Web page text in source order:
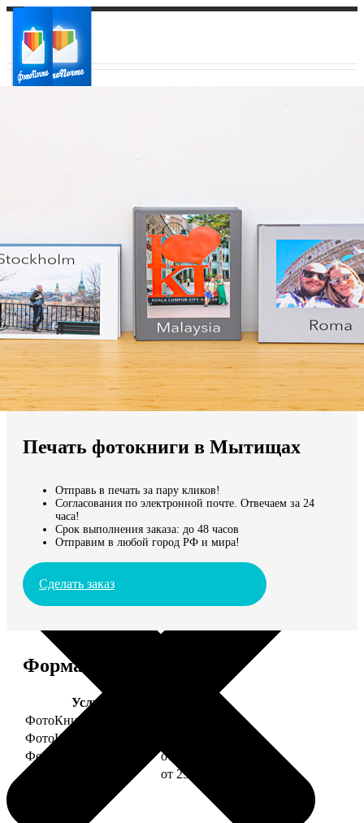
Мы доставляем по всему миру
Продолжить без города
Печать фотокниги в Мытищах
Отправь в печать за пару кликов!
Согласования по электронной почте. Отвечаем за 24
часа!
Срок выполнения заказа: до 48 часов
Отправим в любой город РФ и мира!
Сделать заказ
Форматы и цены
Услуга
ФотоКниги "Премиум"
ФотоКниги "Слим"
ФотоКниги "Лайт"
от 2990
ФотоКниги "Софт"
от 2990